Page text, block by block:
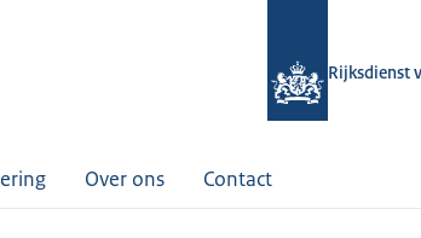
Rijksdienst
Over ons Contact